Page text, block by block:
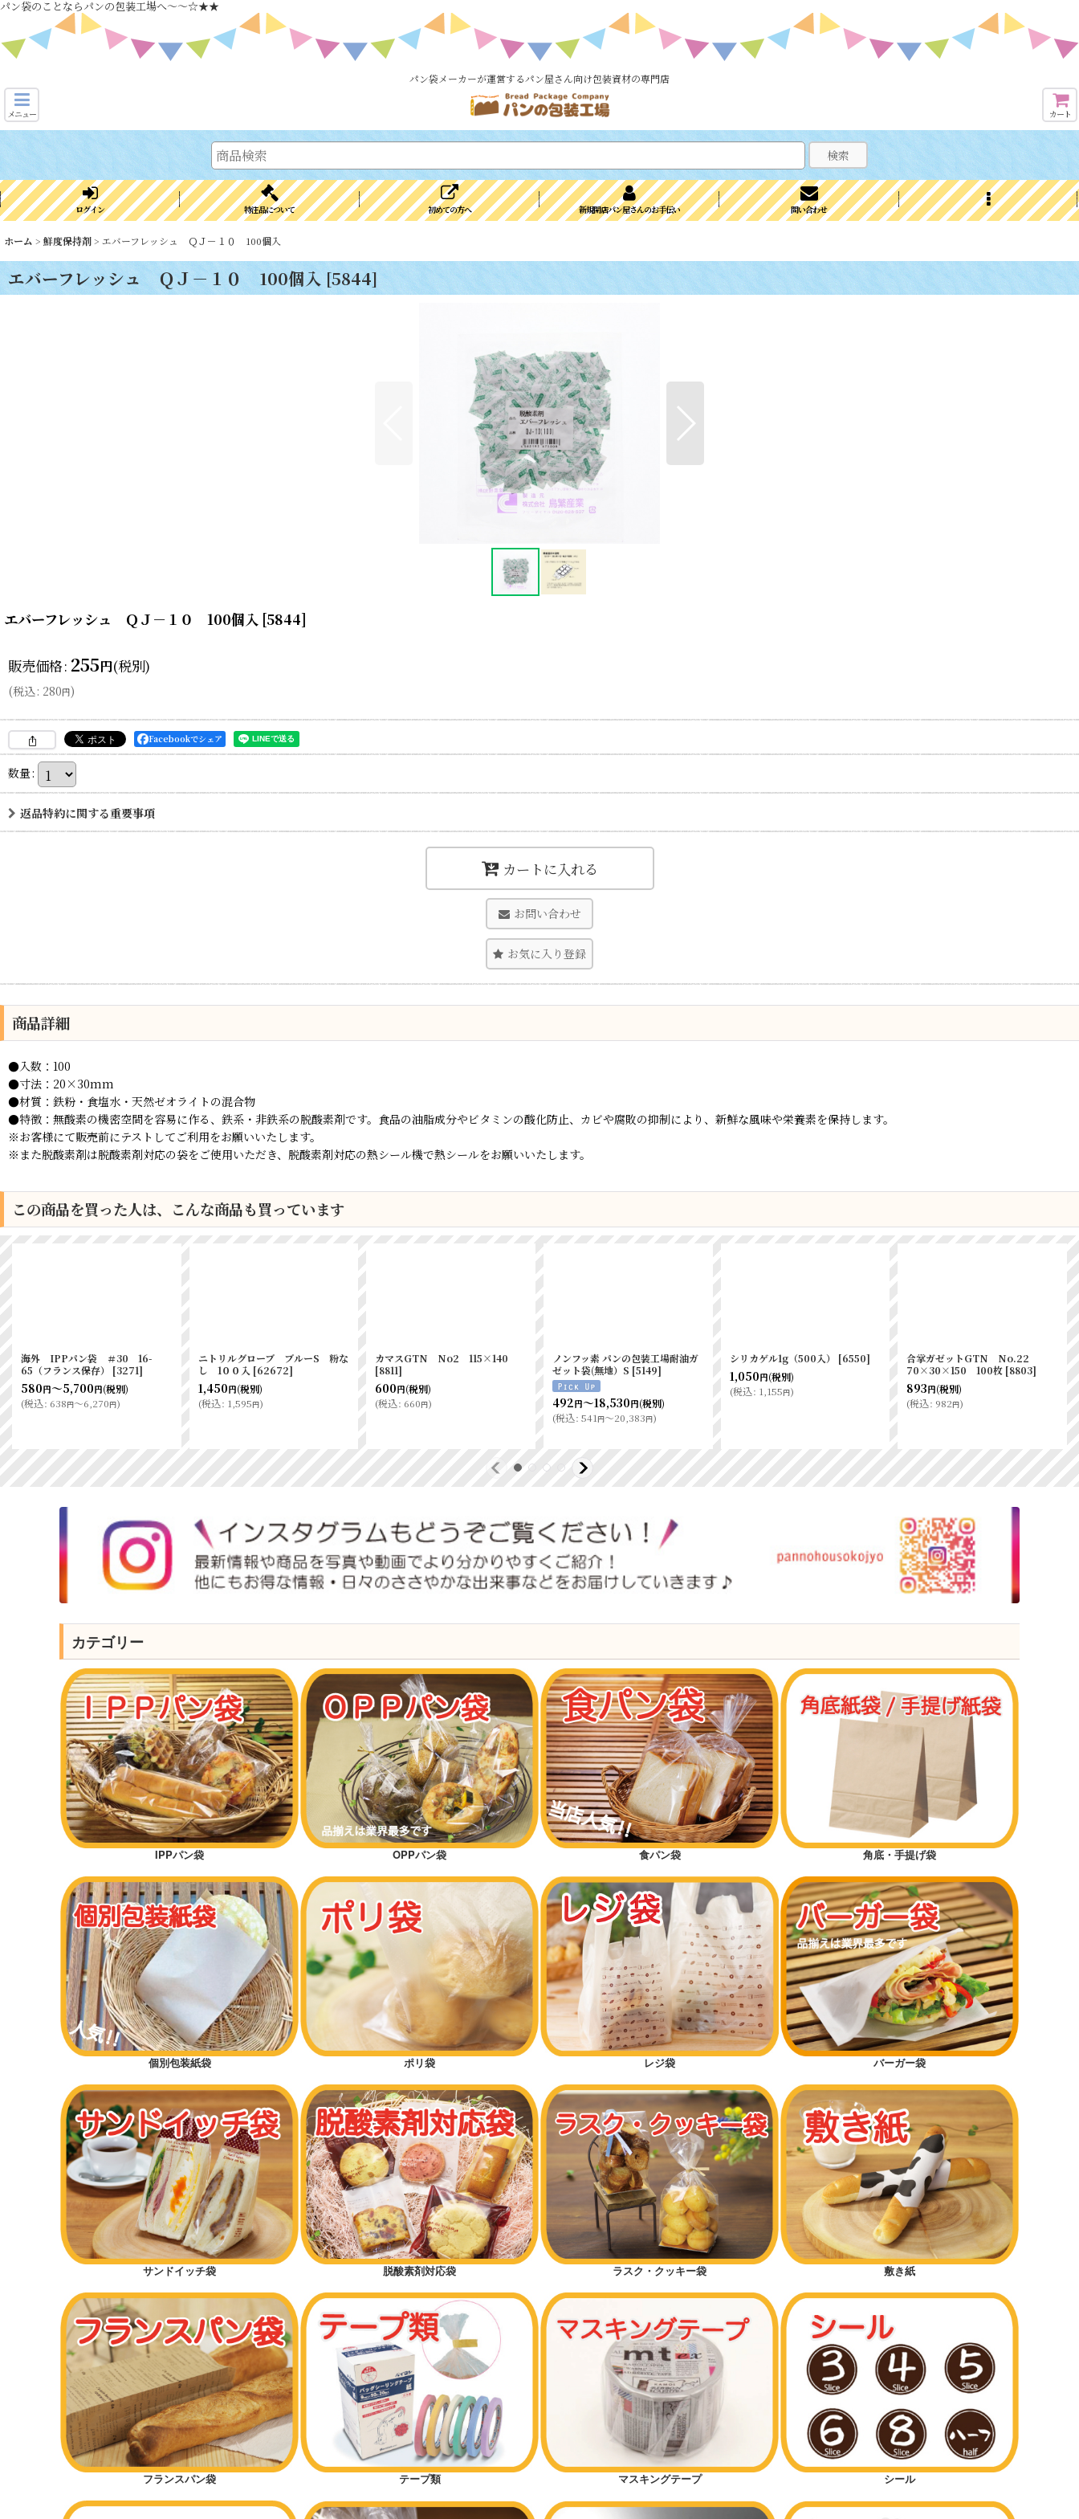
パン袋のことならパンの包装工場へ～～☆★★
パン袋メーカーが運営するパン屋さん向け包装資材の専門店
メニュー カート
検索
ログイン 特注品について 初めての方へ 新規開店パン屋さんのお手伝い 問い合わせ
ホーム > 鮮度保持剤> エバーフレッシュ ＱＪ－１０ 100個入
エバーフレッシュ ＱＪ－１０ 100個入 [5844]
エバーフレッシュ ＱＪ－１０ 100個入 [5844]
販売価格: 255円(税別)
(税込: 280円)
Facebookでシェア
数量:
返品特約に関する重要事項
カートに入れる
お問い合わせ
お気に入り登録
商品詳細
●入数：100
●寸法：20×30mm
●材質：鉄粉・食塩水・天然ゼオライトの混合物
●特徴：無酸素の機密空間を容易に作る、鉄系・非鉄系の脱酸素剤です。食品の油脂成分やビタミンの酸化防止、カビや腐敗の抑制により、新鮮な風味や栄養素を保持します。
※お客様にて販売前にテストしてご利用をお願いいたします。
※また脱酸素剤は脱酸素剤対応の袋をご使用いただき、脱酸素剤対応の熱シール機で熱シールをお願いいたします。
この商品を買った人は、こんな商品も買っています
海外 IPP食パン袋 2斤用
670円 ～6,400円(税別)
(税込:737円 ～7,040円)
HEIKO ワックスペーパーブラウ
ン 小 [5530]
2,068円(税別)
(税込: 2,274円)
透明カップA－PET 12オンス（口
径85ｍｍ）透明 50個
575円(税別)
(税込: 632円)
セパレートグラシンケース
9F（1000入） 8012]
2,670円(税別)
(税込:2,937円)
PHK OPベーカリー袋亀底20-
15 切裂ノッチ付無地 100入
[3798]
カマスGTN No.1 100×120
[8810]
465円(税別)
(税込: 511円)
カテゴリー
IPPパン袋 OPPパン袋 食パン袋 角底・手提げ袋
個別包装紙袋 ポリ袋 レジ袋 バーガー袋
サンドイッチ袋 脱酸素剤対応袋 ラスク・クッキー袋 敷き紙
フランスパン袋 テープ類 マスキングテープ シール